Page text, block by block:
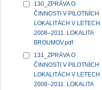
130_ZPRÁVA O
ČINNOSTI V PILOTNÍCH
LOKALITÁCH V LETECH
2008–2011. LOKALITA
BROUMOV.pdf
131_ZPRÁVA O
ČINNOSTI V PILOTNÍCH
LOKALITÁCH V LETECH
2008–2011. LOKALITA